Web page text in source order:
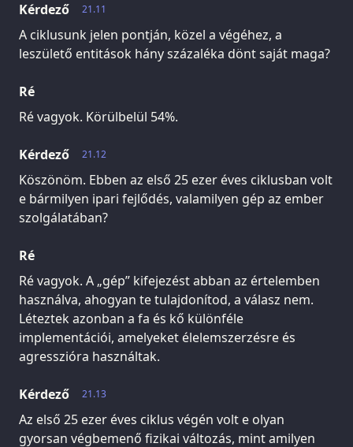
21.11
Kérdező
A ciklusunk jelen pontján, közel a végéhez, a
leszülető entitások hány százaléka dönt saját maga?
Ré
Ré vagyok. Körülbelül 54%.
21.12
Kérdező
Köszönöm. Ebben az első 25 ezer éves ciklusban volt
e bármilyen ipari fejlődés, valamilyen gép az ember
szolgálatában?
Ré
Ré vagyok. A „gép” kifejezést abban az értelemben
használva, ahogyan te tulajdonítod, a válasz nem.
Léteztek azonban a fa és kő különféle
implementációi, amelyeket élelemszerzésre és
agresszióra használtak.
21.13
Kérdező
Az első 25 ezer éves ciklus végén volt e olyan
gyorsan végbemenő fizikai változás, mint amilyen